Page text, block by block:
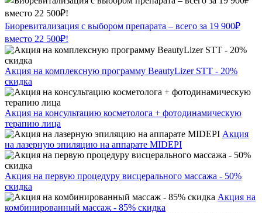
Биоревитализация с выбором препарата – всего за 19 900₽
вместо 22 500₽!
Акция на комплексную программу BeautyLizer STT - 20%
скидка
Акция на консультацию косметолога + фотодинамическую
терапию лица
Акция
на лазерную эпиляцию на аппарате MIDEPI
Акция на первую процедуру висцерального массажа - 50%
скидка
Акция на
комбинированный массаж - 85% скидка